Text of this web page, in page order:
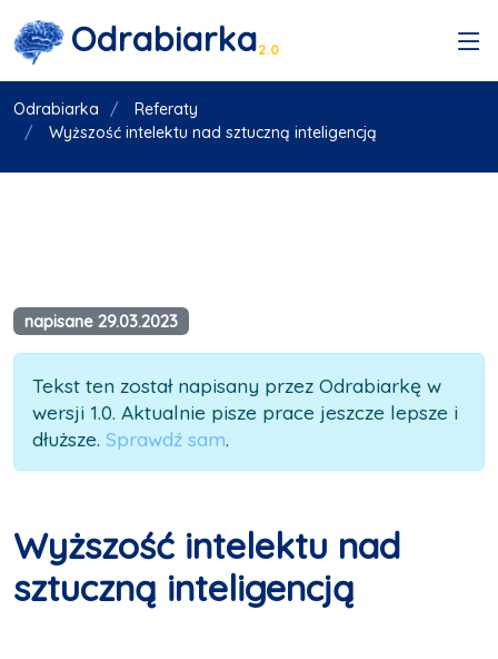
Odrabiarka2.0
Odrabiarka
Referaty
Wyższość intelektu nad sztuczną inteligencją
napisane 29.03.2023
Tekst ten został napisany przez Odrabiarkę w
wersji 1.0. Aktualnie pisze prace jeszcze lepsze i
dłuższe. Sprawdź sam.
Wyższość intelektu nad
sztuczną inteligencją